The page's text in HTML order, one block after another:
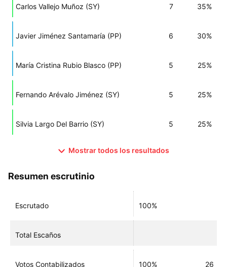
Carlos Vallejo Muñoz (SY) 7 35%
Javier Jiménez Santamaría (PP) 6 30%
María Cristina Rubio Blasco (PP) 5 25%
Fernando Arévalo Jiménez (SY) 5 25%
Silvia Largo Del Barrio (SY) 5 25%
Mostrar todos los resultados
Resumen escrutinio
Escrutado 100%
Total Escaños
Votos Contabilizados 100% 26